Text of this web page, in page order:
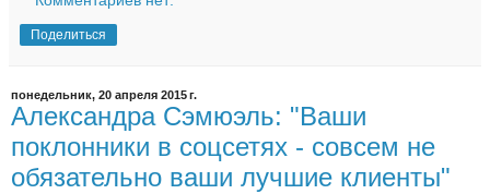
Поделиться
понедельник, 20 апреля 2015 г.
Александра Сэмюэль: "Ваши
поклонники в соцсетях - совсем не
обязательно ваши лучшие клиенты"